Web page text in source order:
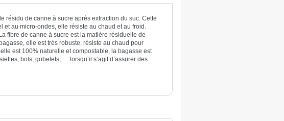
résidu decanne à sucre après extraction du suc. Cette
et aumicro-ondes, elle résiste au chaud et au froid.
Lafibre de canne à sucre est la matière résiduelle de
elle est très robuste, résiste au chaud pour
est 100% naturelle etcompostable, la bagasse est
, bols,gobelets, … lorsqu’il s’agit d’assurer des